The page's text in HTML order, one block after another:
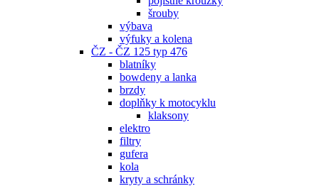
šrouby
výbava
výfuky a kolena
ČZ - ČZ 125 typ 476
blatníky
bowdeny a lanka
brzdy
doplňky k motocyklu
klaksony
elektro
filtry
gufera
kola
kryty a schránky